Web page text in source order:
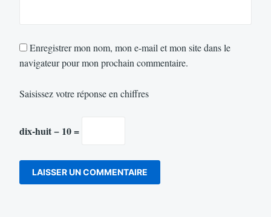
Enregistrer mon nom, mon e-mail et mon site dans le
navigateur pour mon prochain commentaire.
Saisissez votre réponse en chiffres
dix-huit − 10 =